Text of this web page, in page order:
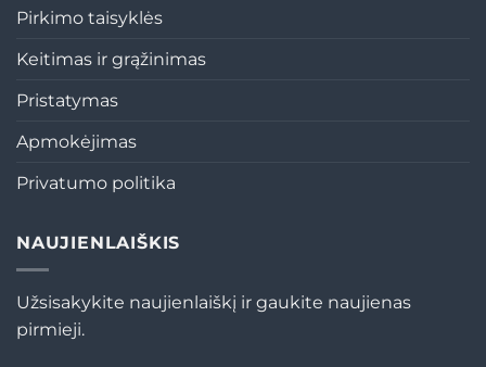
Pirkimo taisyklės
Keitimas ir grąžinimas
Pristatymas
Apmokėjimas
Privatumo politika
NAUJIENLAIŠKIS
Užsisakykite naujienlaiškį ir gaukite naujienas
pirmieji.